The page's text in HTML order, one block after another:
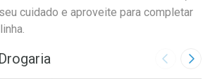
cuidado e aproveite para completar
Imagem